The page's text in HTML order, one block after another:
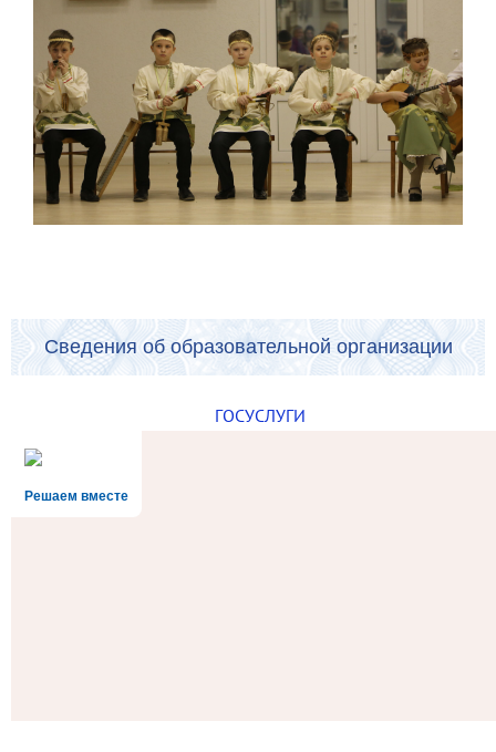
Сведения об образовательной организации
ГОСУСЛУГИ
Решаем вместе